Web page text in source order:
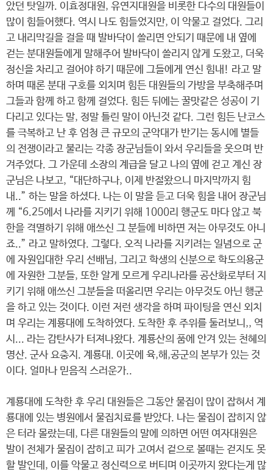
았던 탓일까. 이효정대원, 유연지대원을 비롯한 다수의 대원들이
많이 힘들어했다. 역시 나도 힘들었지만, 이 악물고 걸었다. 그리
고 내리막길을 걸을 때 발바닥이 쓸리면 안되기 때문에 내 옆에
걷는 분대원들에게 말해주어 발바닥이 쓸리지 않게 도왔고, 더욱
정신을 차리고 걸어야 하기 때문에 그들에게 연신 힘내! 라고 말
하며 때론 분대 구호를 외치며 힘든 대원들의 가방을 부축해주며
그들과 함께 하고 함께 걸었다. 힘든 뒤에는 꿀맛같은 성공이 기
다리고 있다는 말, 정말 틀린 말이 아닌것 같다. 그런 힘든 난코스
를 극복하고 난 후 엄청 큰 규모의 군악대가 반기는 동시에 별들
의 전쟁이라고 불리는 각종 장군님들이 와서 우리들을 웃으며 반
겨주었다. 그 가운데 소장의 계급을 달고 나의 옆에 걷고 계신 장
군님은 나보고, “대단하구나, 이제 반절왔으니 마지막까지 힘
내..” 하는 말을 하셨다. 나는 이 말을 듣고 더욱 힘을 내어 장군님
께 “6.25에서 나라를 지키기 위해 1000리 행군도 마다 않고 북
한을 격멸하기 위해 애쓰신 그 분들에 비하면 저는 아무것도 아니
죠..” 라고 말하였다. 그렇다. 오직 나라를 지키려는 일념으로 군
에 자원입대한 우리 선배님, 그리고 학생의 신분으로 학도의용군
에 자원한 그분들, 또한 알게 모르게 우리나라를 공산화로부터 지
키기 위해 애쓰신 그분들을 떠올리면 우리는 아무것도 아닌 행군
을 하고 있는 것이다. 이런 저런 생각을 하며 파이팅을 연신 외치
며 우리는 계룡대에 도착하였다. 도착한 후 주위를 둘러보니,, 역
시... 라는 감탄사가 터져나왔다. 계룡산의 품에 안겨 있는 천혜의
명산. 군사 요충지. 계룡대. 이곳에 육,해,공군의 본부가 있는 것
이다. 얼마나 믿음직 스러운가..
계룡대에 도착한 후 우리 대원들은 그동안 물집이 많이 잡혀서 계
룡대에 있는 병원에서 물집치료를 받았다. 나는 물집이 잡히지 않
은 터라 몰랐는데, 다른 대원들의 말에 의하면 어떤 여자대원은
발이 전체가 물집이 잡히고 피가 고여서 겉으로 볼때는 걷지도 못
할 발인데, 이를 악물고 정신력으로 버티며 이곳까지 왔다는게 많